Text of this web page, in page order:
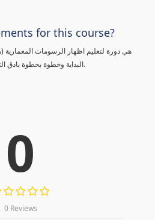
for this course?
هي دورة لتعليم اظهار الرسومات
البداية وخطوة بخطوة بادق التفاصيل لتصل الي الاحتراف بإذن الله.
0
0 Reviews